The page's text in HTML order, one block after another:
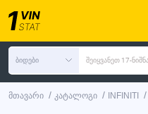
ბიდები შეიყვანეთ 17-
მთავარი / კატალოგი / INFINITI /